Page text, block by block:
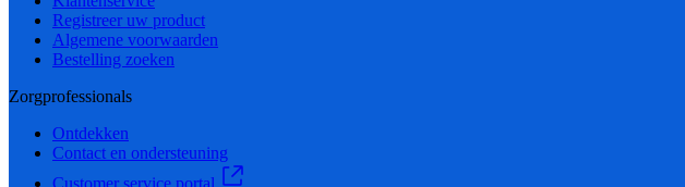
Registreer uw product
Algemene voorwaarden
Bestelling zoeken
Zorgprofessionals
Ontdekken
Contact en ondersteuning
Customer service portal